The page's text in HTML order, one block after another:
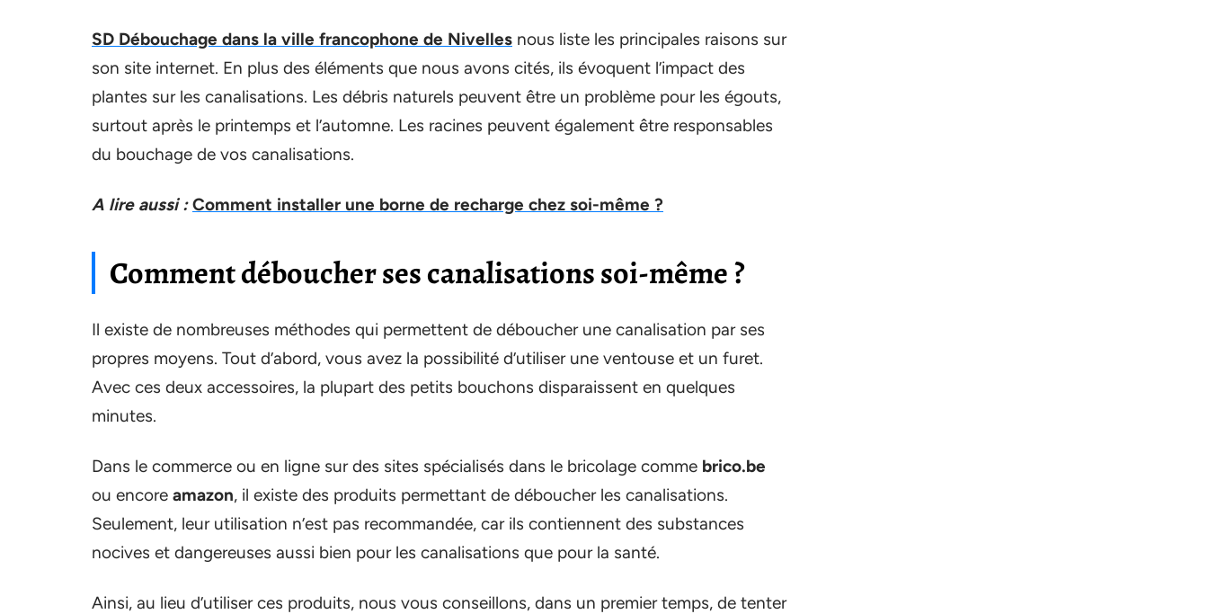
SD Débouchage dans la ville francophone de Nivelles nous liste les principales raisons sur
son site internet. En plus des éléments que nous avons cités, ils évoquent l’impact des
plantes sur les canalisations. Les débris naturels peuvent être un problème pour les égouts,
surtout après le printemps et l’automne. Les racines peuvent également être responsables
du bouchage de vos canalisations.
A lire aussi : Comment installer une borne de recharge chez soi-même ?
Comment déboucher ses canalisations soi-même ?
Il existe de nombreuses méthodes qui permettent de déboucher une canalisation par ses
propres moyens. Tout d’abord, vous avez la possibilité d’utiliser une ventouse et un furet.
Avec ces deux accessoires, la plupart des petits bouchons disparaissent en quelques
minutes.
Dans le commerce ou en ligne sur des sites spécialisés dans le bricolage comme brico.be
ou encore amazon, il existe des produits permettant de déboucher les canalisations.
Seulement, leur utilisation n’est pas recommandée, car ils contiennent des substances
nocives et dangereuses aussi bien pour les canalisations que pour la santé.
Ainsi, au lieu d’utiliser ces produits, nous vous conseillons, dans un premier temps, de tenter